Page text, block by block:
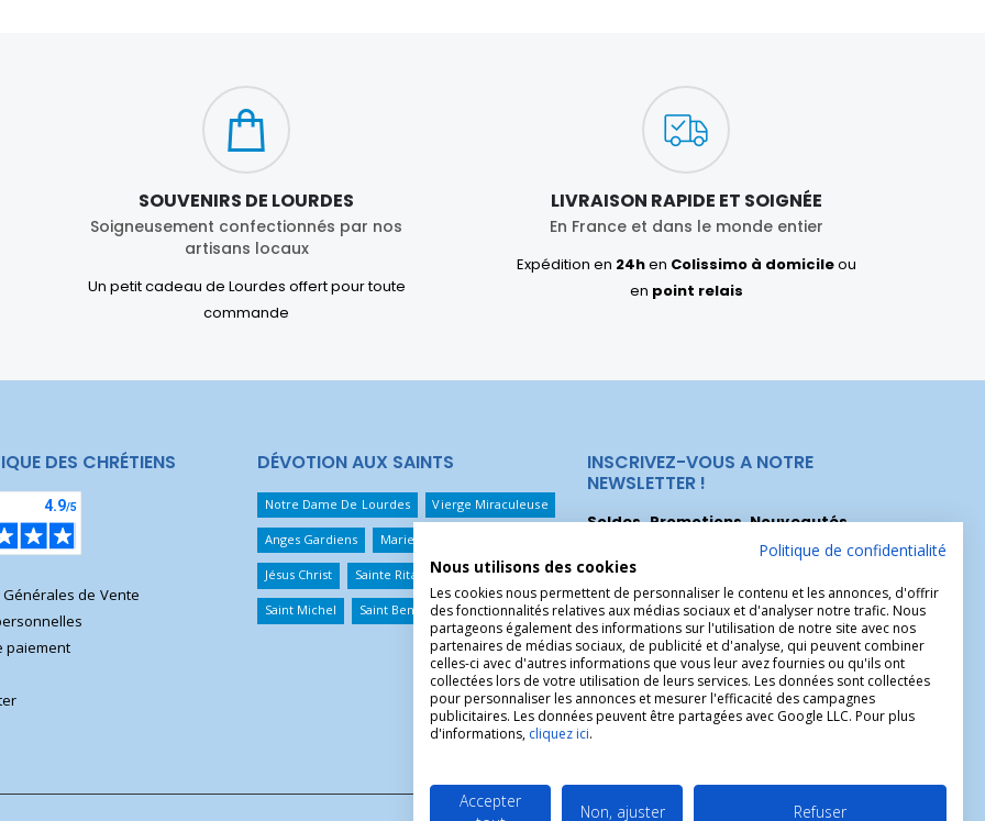
SOUVENIRS DE LOURDES
Soigneusement confectionnés par nos
artisans locaux
Un petit cadeau de Lourdes offert pour toute
commande
LIVRAISON RAPIDE ET SOIGNÉE
En France et dans le monde entier
Expédition en 24hen Colissimo à domicileou
en point relais
DES CHRÉTIENS
de Vente
paiement
DÉVOTION AUX SAINTS
Notre Dame De Lourdes Vierge Miraculeuse
Anges Gardiens Marie Qui Défait Les Noeuds
Jésus Christ Sainte Rita Sainte Thérèse
Saint Michel Saint Benoît Saint Christophe
INSCRIVEZ-VOUS A NOTRE
NEWSLETTER !
Soldes, Promotions, Nouveautés...
Inscrivez-vous maintenant pour recevoir
nos meilleures offres.
Politique de confidentialité
Nous utilisons des cookies
Les cookies nous permettent de personnaliser le contenu et les annonces, d'offrir
des fonctionnalités relatives aux médias sociaux et d'analyser notre trafic. Nous
partageons également des informations sur l'utilisation de notre site avec nos
partenaires de médias sociaux, de publicité et d'analyse, qui peuvent combiner
celles-ci avec d'autres informations que vous leur avez fournies ou qu'ils ont
collectées lors de votre utilisation de leurs services. Les données sont collectées
pour personnaliser les annonces et mesurer l'efficacité des campagnes
publicitaires. Les données peuvent être partagées avec Google LLC. Pour plus
d'informations, cliquez ici.
Accepter
Non, ajuster Refuser